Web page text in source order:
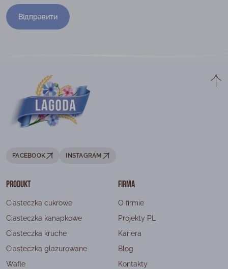
Відправити
FACEBOOK INSTAGRAM
Produkt
Ciasteczka cukrowe
Ciasteczka kanapkowe
Ciasteczka kruche
Ciasteczka glazurowane
Wafle
Firma
O firmie
Projekty PL
Kariera
Blog
Kontakty